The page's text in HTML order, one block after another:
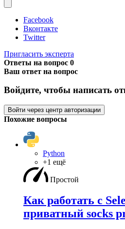
Facebook
Вконтакте
Twitter
Пригласить эксперта
Ответы на вопрос 0
Ваш ответ на вопрос
Войдите, чтобы написать
Войти через центр авторизации
Похожие вопросы
Python
+1 ещё
Простой
Как работать с
приватный socks